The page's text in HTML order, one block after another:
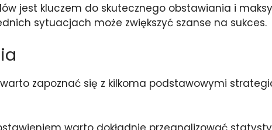
jest kluczem do skutecznego obstawiania i
sytuacjach może zwiększyć szanse na sukces.
zapoznać się z kilkoma podstawowymi